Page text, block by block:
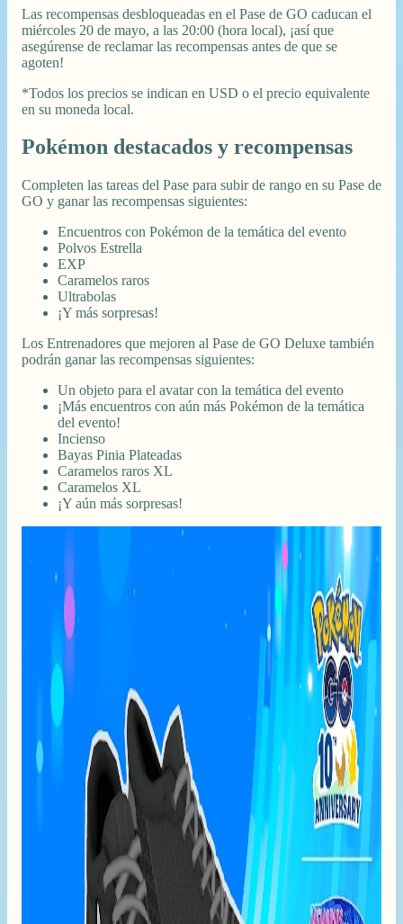
Las recompensas desbloqueadas en el Pase de GO caducan el
miércoles 20 de mayo, a las 20:00 (hora local), ¡así que
asegúrense de reclamar las recompensas antes de que se
agoten!
*Todos los precios se indican en USD o el precio equivalente
en su moneda local.
Pokémon destacados y recompensas
Completen las tareas del Pase para subir de rango en su Pase de
GO y ganar las recompensas siguientes:
Encuentros con Pokémon de la temática del evento
Polvos Estrella
EXP
Caramelos raros
Ultrabolas
¡Y más sorpresas!
Los Entrenadores que mejoren al Pase de GO Deluxe también
podrán ganar las recompensas siguientes:
Un objeto para el avatar con la temática del evento
¡Más encuentros con aún más Pokémon de la temática
del evento!
Incienso
Bayas Pinia Plateadas
Caramelos raros XL
Caramelos XL
¡Y aún más sorpresas!